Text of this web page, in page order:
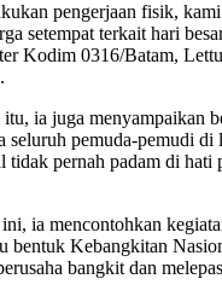
pengerjaan fisik,
setempat terkait hari
Kodim 0316/Batam,
ia juga menyampaikan
seluruh pemuda-pemudi di
tidak pernah padam di hati
ia mencontohkan
bentuk Kebangkitan
bangkit dan